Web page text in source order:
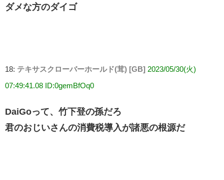
ダメな方のダイゴ
18: テキサスクローバーホールド(茸) [GB] 2023/05/30(火)
07:49:41.08 ID:0gemBfOq0
DaiGoって、竹下登の孫だろ
君のおじいさんの消費税導入が諸悪の根源だ